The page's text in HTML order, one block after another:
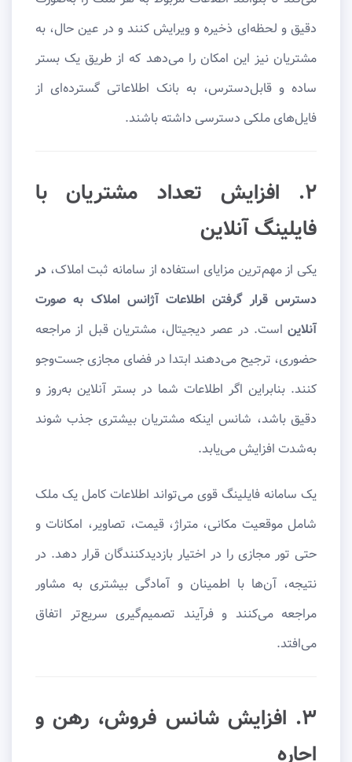
دقیق و لحظه‌ای ذخیره و ویرایش کنند و در عین حال، به
مشتریان نیز این امکان را می‌دهد که از طریق یک بستر
ساده و قابل‌دسترس، به بانک اطلاعاتی گسترده‌ای از
فایل‌های ملکی دسترسی داشته باشند.
۲. افزایش تعداد مشتریان با
فایلینگ آنلاین
یکی از مهم‌ترین مزایای استفاده از سامانه ثبت املاک، در
دسترس قرار گرفتن اطلاعات آژانس املاک به صورت
آنلاین است. در عصر دیجیتال، مشتریان قبل از مراجعه
حضوری، ترجیح می‌دهند ابتدا در فضای مجازی جست‌وجو
کنند. بنابراین اگر اطلاعات شما در بستر آنلاین به‌روز و
دقیق باشد، شانس اینکه مشتریان بیشتری جذب شوند
به‌شدت افزایش می‌یابد.
یک سامانه فایلینگ قوی می‌تواند اطلاعات کامل یک ملک
شامل موقعیت مکانی، متراژ، قیمت، تصاویر، امکانات و
حتی تور مجازی را در اختیار بازدیدکنندگان قرار دهد. در
نتیجه، آن‌ها با اطمینان و آمادگی بیشتری به مشاور
مراجعه می‌کنند و فرآیند تصمیم‌گیری سریع‌تر اتفاق
می‌افتد.
۳. افزایش شانس فروش، رهن و
اجاره